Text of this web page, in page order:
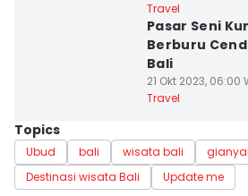
Travel
Pasar Seni
Berburu
Bali
21 Okt 2023, 06:00
Travel
Topics
Ubud bali wisata bali
Destinasi wisata Bali
Update me